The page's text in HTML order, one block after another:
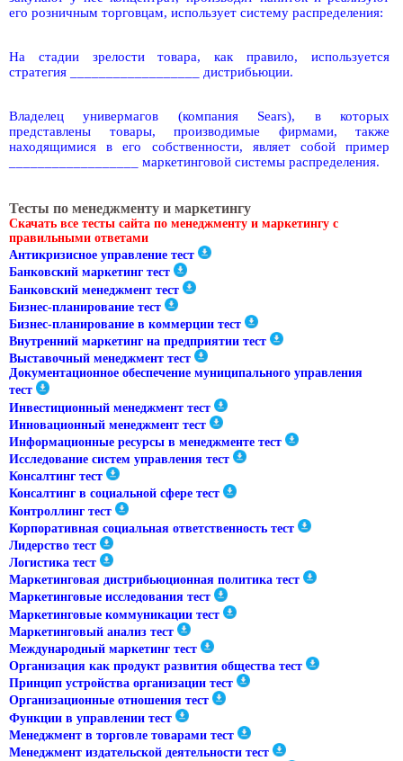
его розничным торговцам, использует систему распределения:
На стадии зрелости товара, как правило, используется
стратегия __________________ дистрибьюции.
Владелец универмагов (компания Sears), в которых
представлены товары, производимые фирмами, также
находящимися в его собственности, являет собой пример
__________________ маркетинговой системы распределения.
Тесты по менеджменту и маркетингу
Скачать все тесты сайта по менеджменту и маркетингу с
правильными ответами
Антикризисное управление тест
Банковский маркетинг тест
Банковский менеджмент тест
Бизнес-планирование тест
Бизнес-планирование в коммерции тест
Внутренний маркетинг на предприятии тест
Выставочный менеджмент тест
Документационное обеспечение муниципального управления
тест
Инвестиционный менеджмент тест
Инновационный менеджмент тест
Информационные ресурсы в менеджменте тест
Исследование систем управления тест
Консалтинг тест
Консалтинг в социальной сфере тест
Контроллинг тест
Корпоративная социальная ответственность тест
Лидерство тест
Логистика тест
Маркетинговая дистрибьюционная политика тест
Маркетинговые исследования тест
Маркетинговые коммуникации тест
Маркетинговый анализ тест
Международный маркетинг тест
Организация как продукт развития общества тест
Принцип устройства организации тест
Организационные отношения тест
Функции в управлении тест
Менеджмент в торговле товарами тест
Менеджмент издательской деятельности тест